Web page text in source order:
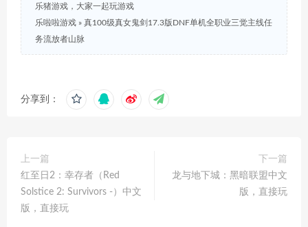
乐猪游戏，大家一起玩游戏
乐啦啦游戏 » 真100级真女鬼剑17.3版DNF单机全职业三觉主线任
务流放者山脉
分享到：
上一篇
红至日2：幸存者（Red
Solstice 2: Survivors -）中文
版，直接玩
下一篇
龙与地下城：黑暗联盟中文
版，直接玩